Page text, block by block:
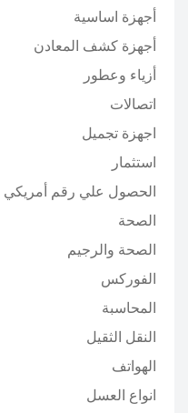
أجهزة اساسية
أجهزة كشف المعادن
أزياء وعطور
اتصالات
اجهزة تجميل
استثمار
الحصول علي رقم أمريكي
الصحة
الصحة والرجيم
الفوركس
المحاسبة
النقل الثقيل
الهواتف
انواع العسل